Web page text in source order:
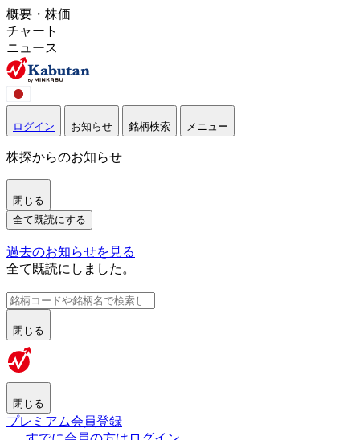
概要・株価
チャート
ニュース
ログイン お知らせ 銘柄検索 メニュー
株探からのお知らせ
閉じる
全て既読にする
過去のお知らせを見る
全て既読にしました。
閉じる
閉じる
プレミアム会員登録